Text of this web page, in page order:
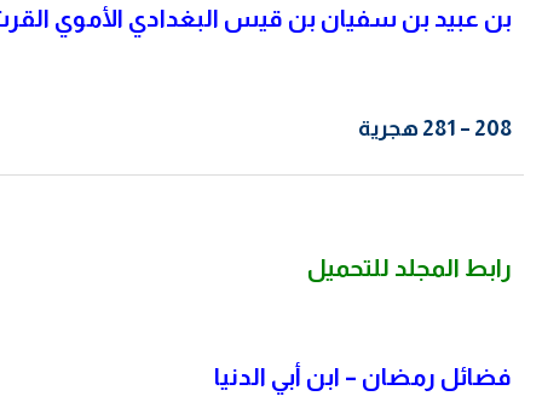
بن عبيد بن سفيان بن قيس البغدادي الأموي
208 – 281 هجرية
رابط المجلد للتحميل
فضائل رمضان – ابن أبي الدنيا